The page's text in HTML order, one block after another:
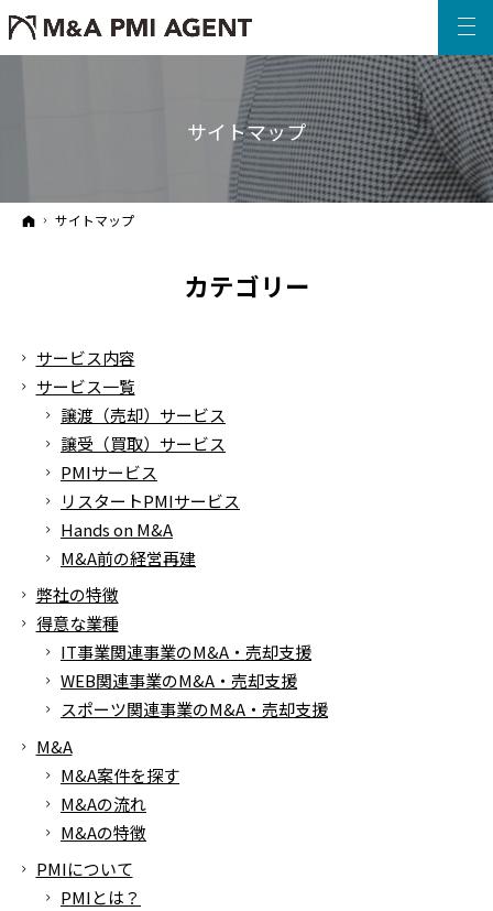
サイトマップ
ホーム
サイトマップ
カテゴリー
サービス内容
サービス一覧
譲渡（売却）サービス
譲受（買取）サービス
PMIサービス
リスタートPMIサービス
Hands on M&A
M&A前の経営再建
弊社の特徴
得意な業種
IT事業関連事業のM&A・売却支援
WEB関連事業のM&A・売却支援
スポーツ関連事業のM&A・売却支援
M&A
M&A案件を探す
M&Aの流れ
M&Aの特徴
PMIについて
PMIとは？